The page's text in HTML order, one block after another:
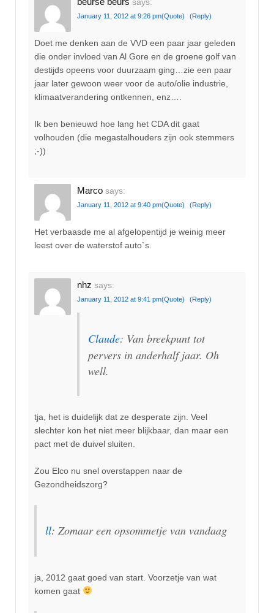
January 11, 2012 at 9:26 pm(Quote) (Reply)
Doet me denken aan de VVD een paar jaar geleden
die onder invloed van Al Gore en de groene golf van
destijds opeens voor duurzaam ging…zie een paar
jaar later gewoon weer voor de auto/olie industrie,
klimaatverandering ontkennen, enz….
Ik ben benieuwd hoe lang het CDA dit gaat
volhouden (die megastalhouders zijn ook stemmers
;-))
Marco says:
January 11, 2012 at 9:40 pm(Quote) (Reply)
Het verbaasde me al afgelopentijd je weinig meer
leest over de waterstof auto`s.
nhz says:
January 11, 2012 at 9:41 pm(Quote) (Reply)
Claude: Van breekpunt tot
pervers in anderhalf jaar. Oh
well.
tja, het is duidelijk dat ze desperate zijn. Veel
slechter kon het niet meer blijkbaar, dan maar een
pact met de duivel sluiten.
Zou Elco nu snel overstappen naar de
Gezondheidszorg?
ll: Zomaar een opsommetje van vandaag
ja, 2012 gaat goed van start. Voorzetje van wat
komen gaat